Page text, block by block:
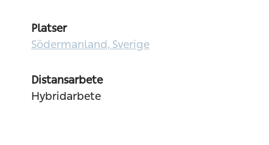
Platser
Södermanland, Sverige
Distansarbete
Hybridarbete